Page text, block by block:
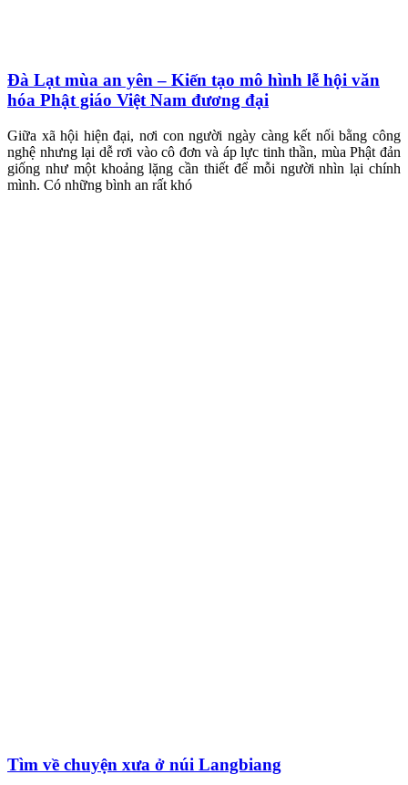
Đà Lạt mùa an yên – Kiến tạo mô hình lễ hội văn
hóa Phật giáo Việt Nam đương đại
Giữa xã hội hiện đại, nơi con người ngày càng kết nối bằng công
nghệ nhưng lại dễ rơi vào cô đơn và áp lực tinh thần, mùa Phật đản
giống như một khoảng lặng cần thiết để mỗi người nhìn lại chính
mình. Có những bình an rất khó
Tìm về chuyện xưa ở núi Langbiang